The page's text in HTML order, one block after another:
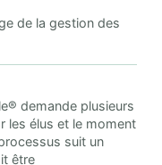
de la gestion des
demande plusieurs
les élus et le moment
suit un
être